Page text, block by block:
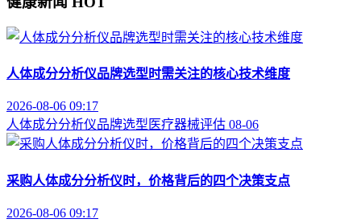
人体成分分析仪品牌选型时需关注的核心技术维度
2026-08-06 09:17
人体成分分析仪品牌选型 医疗器械评估 08-06
采购人体成分分析仪时，价格背后的四个决策支点
2026-08-06 09:17